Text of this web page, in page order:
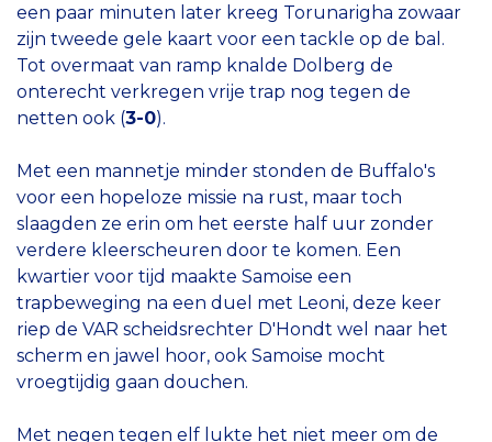
een paar minuten later kreeg Torunarigha zowaar
zijn tweede gele kaart voor een tackle op de bal.
Tot overmaat van ramp knalde Dolberg de
onterecht verkregen vrije trap nog tegen de
netten ook (3-0).
Met een mannetje minder stonden de Buffalo's
voor een hopeloze missie na rust, maar toch
slaagden ze erin om het eerste half uur zonder
verdere kleerscheuren door te komen. Een
kwartier voor tijd maakte Samoise een
trapbeweging na een duel met Leoni, deze keer
riep de VAR scheidsrechter D'Hondt wel naar het
scherm en jawel hoor, ook Samoise mocht
vroegtijdig gaan douchen.
Met negen tegen elf lukte het niet meer om de